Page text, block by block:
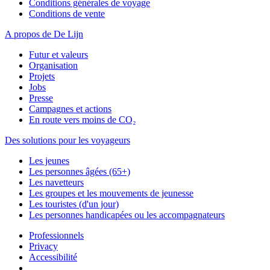
Conditions générales de voyage
Conditions de vente
A propos de De Lijn
Futur et valeurs
Organisation
Projets
Jobs
Presse
Campagnes et actions
En route vers moins de CO₂
Des solutions pour les voyageurs
Les jeunes
Les personnes âgées (65+)
Les navetteurs
Les groupes et les mouvements de jeunesse
Les touristes (d'un jour)
Les personnes handicapées ou les accompagnateurs
Professionnels
Privacy
Accessibilité